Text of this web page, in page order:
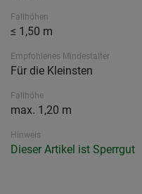
Fallhöhen
≤ 1,50 m
Empfohlenes Mindestalter
Für die Kleinsten
Fallhöhe
max. 1,20 m
Hinweis
Dieser Artikel ist Sperrgut